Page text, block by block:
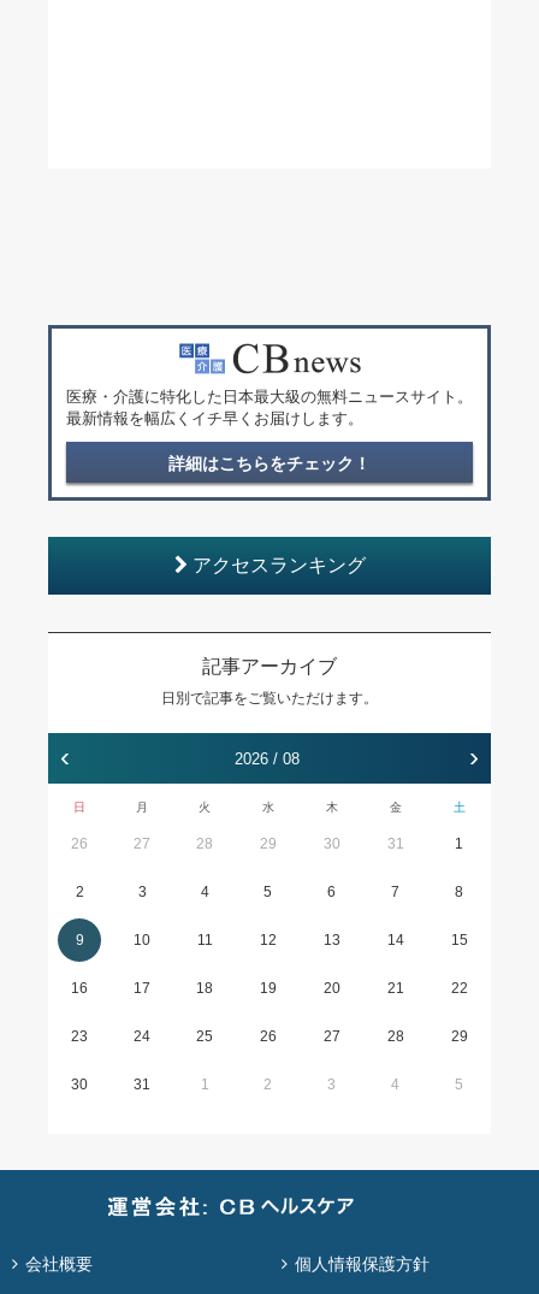
医療・介護に特化した日本最大級の無料ニュースサイト。
最新情報を幅広くイチ早くお届けします。
詳細はこちらをチェック！
アクセスランキング
記事アーカイブ
日別で記事をご覧いただけます。
‹ 2026 / 08 ›
日 月 火 水 木 金 土
26 27 28 29 30 31 1
2 3 4 5 6 7 8
9 10 11 12 13 14 15
16 17 18 19 20 21 22
23 24 25 26 27 28 29
30 31 1 2 3 4 5
会社概要 個人情報保護方針